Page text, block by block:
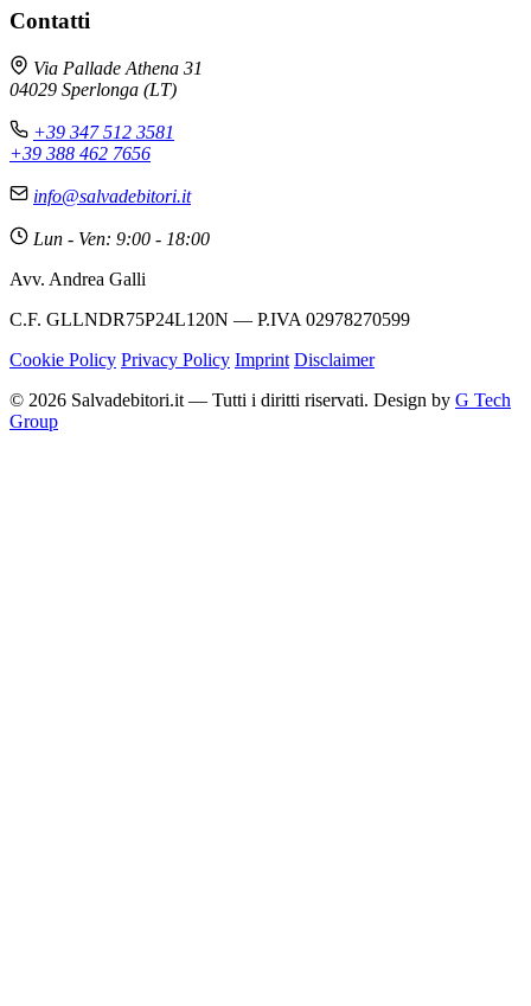
Contatti
Via Pallade Athena 31
04029 Sperlonga (LT)
+39 347 512 3581
+39 388 462 7656
info@salvadebitori.it
Lun - Ven: 9:00 - 18:00
Avv. Andrea Galli
C.F. GLLNDR75P24L120N — P.IVA 02978270599
Cookie Policy Privacy Policy Imprint Disclaimer
© 2026 Salvadebitori.it — Tutti i diritti riservati. Design by G Tech
Group